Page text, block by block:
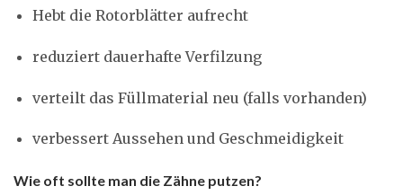
Hebt die Rotorblätter aufrecht
reduziert dauerhafte Verfilzung
verteilt das Füllmaterial neu (falls vorhanden)
verbessert Aussehen und Geschmeidigkeit
Wie oft sollte man die Zähne putzen?